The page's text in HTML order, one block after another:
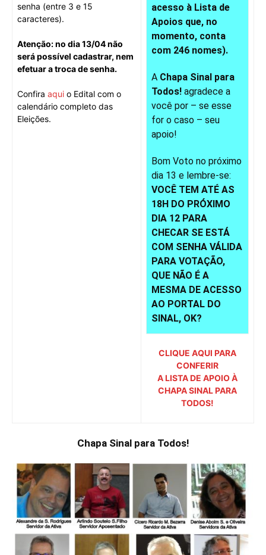
senha (entre 3 e 15
caracteres).
Atenção: no dia 13/04 não
será possível cadastrar, nem
efetuar a troca de senha.
Confira aqui o Edital com o
calendário completo das
Eleições.
acesso à Lista de
Apoios que, no
momento, conta
com 246 nomes).
A Chapa Sinal para
Todos! agradece a
você por – se esse
for o caso – seu
apoio!
Bom Voto no próximo
dia 13 e lembre-se:
VOCÊ TEM ATÉ AS
18H DO PRÓXIMO
DIA 12 PARA
CHECAR SE ESTÁ
COM SENHA VÁLIDA
PARA VOTAÇÃO,
QUE NÃO É A
MESMA DE ACESSO
AO PORTAL DO
SINAL, OK?
CLIQUE AQUI PARA
CONFERIR
A LISTA DE APOIO À
CHAPA SINAL PARA
TODOS!
Chapa Sinal para Todos!